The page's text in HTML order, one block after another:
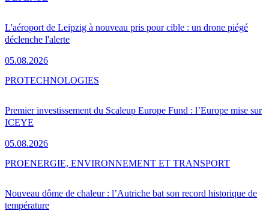
L'aéroport de Leipzig à nouveau pris pour cible : un drone piégé
déclenche l'alerte
05.08.2026
Premier investissement du Scaleup Europe Fund : l’Europe mise sur
ICEYE
05.08.2026
PROTECHNOLOGIES
Nouveau dôme de chaleur : l’Autriche bat son record historique de
température
PROENERGIE, ENVIRONNEMENT ET TRANSPORT